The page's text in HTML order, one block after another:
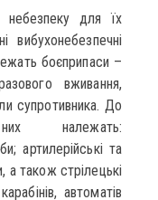
небезпеку для їх
вибухонебезпечні
боєприпаси –
вживання,
супротивника. До
них належать:
артилерійські та
а також стрілецькі
автоматів